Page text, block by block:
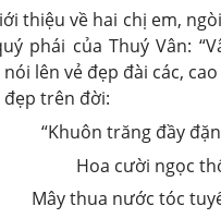
thiệu về hai chị em,
phái của Thuý Vân:
lên vẻ đẹp đài các,
trên đời:
“Khuôn trăng đầy
Hoa cười ngọc
Mây thua nước tóc